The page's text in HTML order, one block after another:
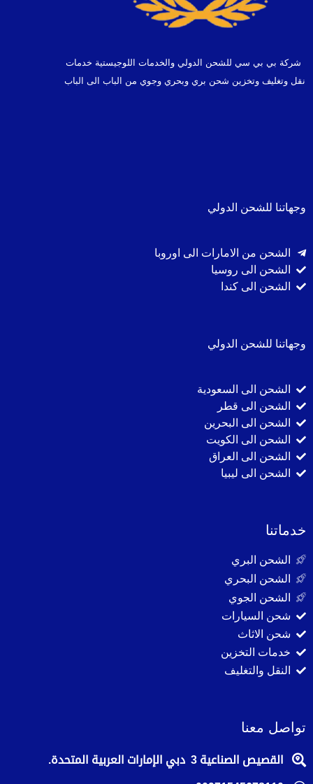
شركة بي بي سي للشحن الدولي والخدمات اللوجيستية خدمات
نقل وتغليف وتخزين شحن بري وبحري وجوي من الباب الى الباب
وجهاتنا للشحن الدولي
الشحن من الامارات الى اوروبا
الشحن الى روسيا
الشحن الى كندا
وجهاتنا للشحن الدولي
الشحن الى السعودية
الشحن الى قطر
الشحن الى البحرين
الشحن الى الكويت
الشحن الى العراق
الشحن الى ليبيا
خدماتنا
الشحن البري
الشحن البحري
الشحن الجوي
شحن السيارات
شحن الاثاث
خدمات التخزين
النقل والتغليف
تواصل معنا
القصيص الصناعية 3 دبي الإمارات العربية المتحدة.